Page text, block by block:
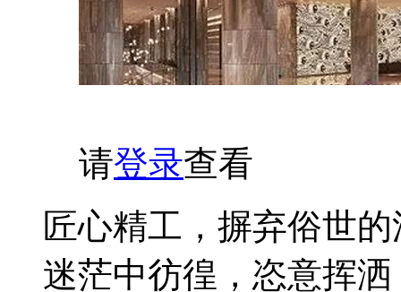
请登录查看
匠心精工，摒弃俗世
迷茫中彷徨，恣意挥